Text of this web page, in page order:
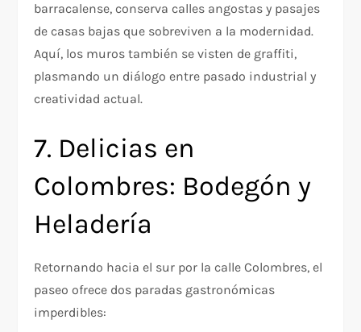
barracalense, conserva calles angostas y pasajes
de casas bajas que sobreviven a la modernidad.
Aquí, los muros también se visten de graffiti,
plasmando un diálogo entre pasado industrial y
creatividad actual.
7. Delicias en
Colombres: Bodegón y
Heladería
Retornando hacia el sur por la calle Colombres, el
paseo ofrece dos paradas gastronómicas
imperdibles: